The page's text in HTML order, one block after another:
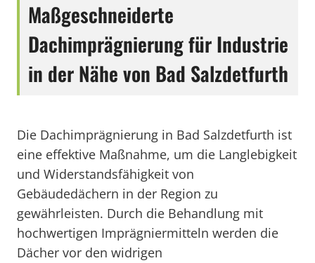
Maßgeschneiderte
Dachimprägnierung für Industrie
in der Nähe von Bad Salzdetfurth
Die Dachimprägnierung in Bad Salzdetfurth ist
eine effektive Maßnahme, um die Langlebigkeit
und Widerstandsfähigkeit von
Gebäudedächern in der Region zu
gewährleisten. Durch die Behandlung mit
hochwertigen Imprägniermitteln werden die
Dächer vor den widrigen